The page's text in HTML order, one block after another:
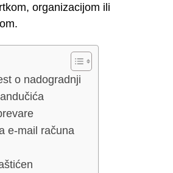
organizacijom ili
o nadogradnji
e-mail računa